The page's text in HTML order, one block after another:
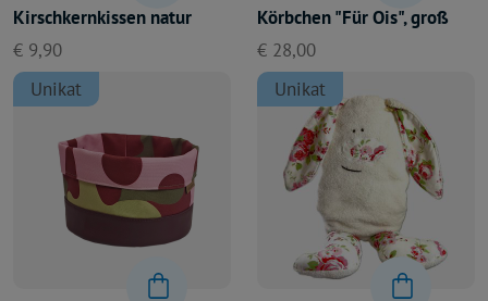
Kirschkernkissen natur
€ 9,90
Körbchen "Für Ois", groß
€ 28,00
Unikat
Unikat